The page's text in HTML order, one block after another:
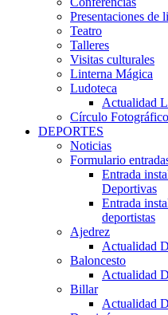
Presentaciones de
Teatro
Talleres
Visitas culturales
Linterna Mágica
Ludoteca
Actualidad
Círculo Fotográfico
DEPORTES
Noticias
Formulario
Entrada
Deportivas
Entrada
deportistas
Ajedrez
Actualidad
Baloncesto
Actualidad
Billar
Actualidad